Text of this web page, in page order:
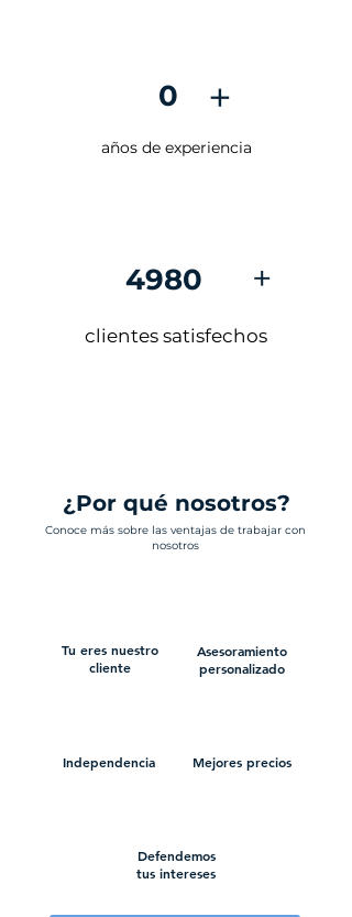
0
años de experiencia
+
clientes satisfechos
4980 +
¿Por qué nosotros?
Conoce más sobre las ventajas de trabajar con
nosotros
Tu eres nuestro
cliente
Asesoramiento
personalizado
Independencia Mejores precios
Defendemos
tus intereses